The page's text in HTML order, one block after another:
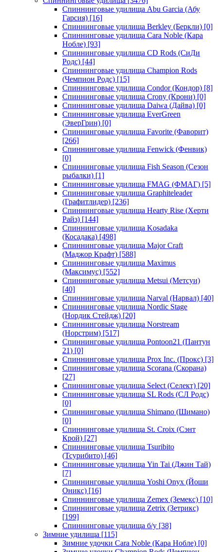
Спиннинговые удилища Abu Garcia (Абу
Гарсия) [16]
Спиннинговые удилища Berkley (Беркли) [0]
Спиннинговые удилища Cara Noble (Кара
Нобле) [93]
Спиннинговые удилища CD Rods (СиДи
Родс) [44]
Спиннинговые удилища Champion Rods
(Чемпион Родс) [15]
Спиннинговые удилища Condor (Кондор) [8]
Спиннинговые удилища Crony (Крони) [0]
Спиннинговые удилища Daiwa (Дайва) [0]
Спиннинговые удилища EverGreen
(ЭверГрин) [0]
Спиннинговые удилища Favorite (Фаворит)
[266]
Спиннинговые удилища Fenwick (Фенвик)
[0]
Спиннинговые удилища Fish Season (Сезон
рыбалки) [1]
Спиннинговые удилища FMAG (ФМАГ) [5]
Спиннинговые удилища Graphiteleader
(Графитлидер) [236]
Спиннинговые удилища Hearty Rise (Херти
Райз) [144]
Спиннинговые удилища Kosadaka
(Косадака) [498]
Спиннинговые удилища Major Craft
(Маджор Крафт) [588]
Спиннинговые удилища Maximus
(Максимус) [552]
Спиннинговые удилища Metsui (Метсуи)
[40]
Спиннинговые удилища Narval (Нарвал) [40]
Спиннинговые удилища Nordic Stage
(Нордик Стейдж) [20]
Спиннинговые удилища Norstream
(Норстрим) [517]
Спиннинговые удилища Pontoon21 (Пантун
21) [0]
Спиннинговые удилища Prox Inc. (Прокс) [3]
Спиннинговые удилища Scorana (Скорана)
[27]
Спиннинговые удилища Select (Селект) [20]
Спиннинговые удилища SL Rods (СЛ Родс)
[0]
Спиннинговые удилища Shimano (Шимано)
[0]
Спиннинговые удилища St. Croix (Сэнт
Крой) [27]
Спиннинговые удилища Tsuribito
(Тсурибито) [46]
Спиннинговые удилища Yin Tai (Джин Тай)
[7]
Спиннинговые удилища Yoshi Onyx (Йоши
Оникс) [16]
Спиннинговые удилища Zemex (Земекс) [10]
Спиннинговые удилища Zetrix (Зетрикс)
[199]
Спиннинговые удилища б/у [38]
Зимние удилища [115]
Зимние удочки Cara Noble (Кара Нобле) [0]